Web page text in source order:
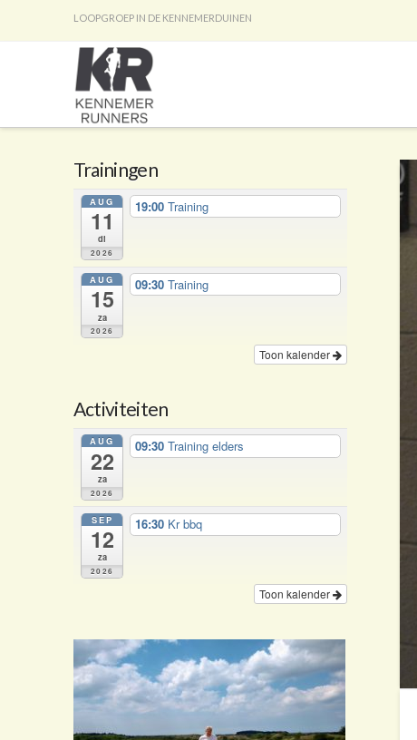
LOOPGROEP IN DE KENNEMERDUINEN
Trainingen
AUG
11
di
2026
19:00Training
AUG
15
za
2026
09:30Training
Toon kalender
Activiteiten
AUG
22
za
2026
09:30Training elders
SEP
12
za
2026
16:30 Kr bbq
Toon kalender